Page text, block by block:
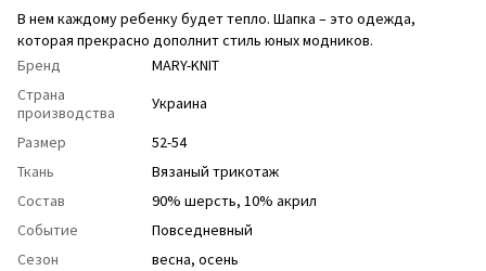
В нем каждому ребенку будет тепло. Шапка – это одежда,
которая прекрасно дополнит стиль юных модников.
Бренд
MARY-KNIT
Страна
производства
Украина
Размер
52-54
Ткань
Вязаный трикотаж
Состав
90% шерсть, 10% акрил
Событие
Повседневный
Сезон
весна, осень